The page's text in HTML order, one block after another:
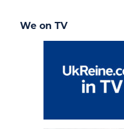
We on TV